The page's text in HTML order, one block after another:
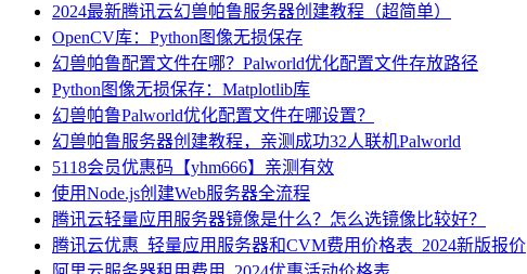
2024最新腾讯云幻兽帕鲁服务器创建教程（超简单）
OpenCV库：Python图像无损保存
幻兽帕鲁配置文件在哪？Palworld优化配置文件存放路径
Python图像无损保存：Matplotlib库
幻兽帕鲁Palworld优化配置文件在哪设置？
幻兽帕鲁服务器创建教程，亲测成功32人联机Palworld
5118会员优惠码【yhm666】亲测有效
使用Node.js创建Web服务器全流程
腾讯云轻量应用服务器镜像是什么？怎么选镜像比较好？
腾讯云优惠_轻量应用服务器和CVM费用价格表_2024新版报价